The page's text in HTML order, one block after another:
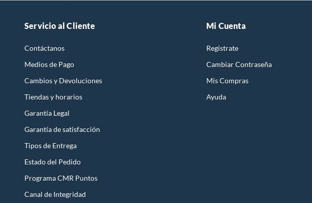
Servicio al Cliente
Contáctanos
Medios de Pago
Cambios y Devoluciones
Tiendas y horarios
Garantía Legal
Garantía de satisfacción
Tipos de Entrega
Estado del Pedido
Programa CMR Puntos
Canal de Integridad
Mi Cuenta
Registrate
Cambiar Contraseña
Mis Compras
Ayuda